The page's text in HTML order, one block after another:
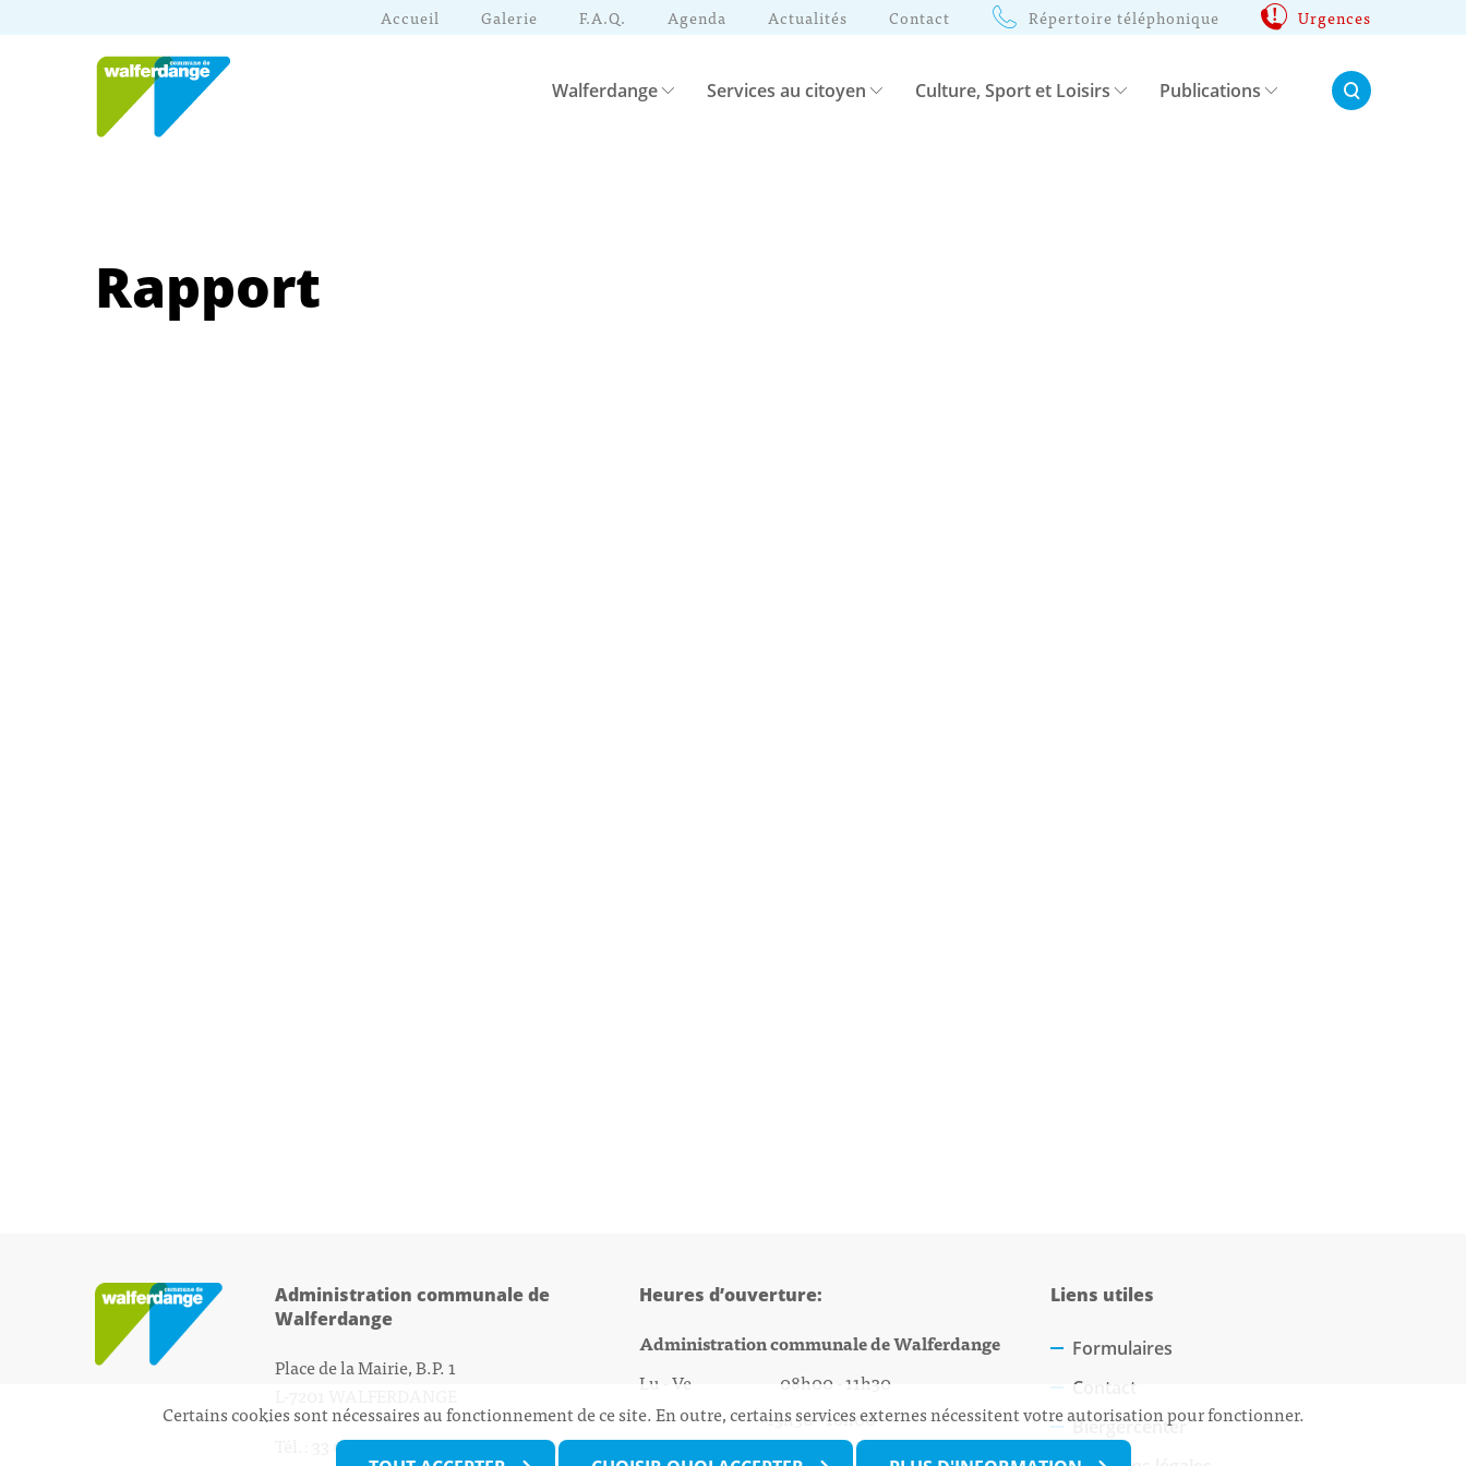
Accueil Galerie F.A.Q. Agenda Actualités Contact Répertoire téléphonique Urgences
Walferdange Services au citoyen Culture, Sport et Loisirs Publications Rechercher:
Rapport
Administration communale de
Walferdange
Place de la Mairie, B.P. 1
Tél.: 33 01 44 - 1secretariat@walfer.lu
Heures d’ouverture:
Administration communale de Walferdange
Lu - Ve 08h00 - 11h30
13h30 - 16h00
Biergercenter
Liens utiles
Formulaires
Contact
Biergercenter
Certains cookies sont nécessaires au fonctionnement de ce site. En outre, certains services externes nécessitent votre autorisation pour fonctionner.